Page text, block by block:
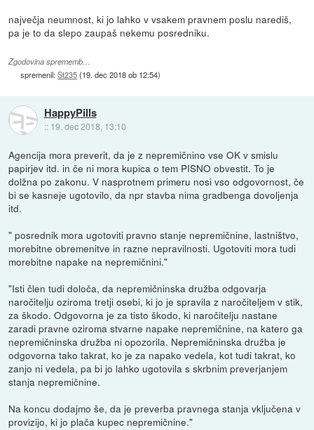
največja neumnost, ki jo lahko v vsakem pravnem poslu narediš,
pa je to da slepo zaupaš nekemu posredniku.
Zgodovina sprememb…
spremenil:St235(19. dec 2018 ob 12:54)
HappyPills
:: 19. dec 2018, 13:10
Agencija mora preverit, da je z nepremičnino vse OK v smislu
papirjev itd. in če ni mora kupica o tem PISNO obvestit. To je
dolžna po zakonu. V nasprotnem primeru nosi vso odgovornost, če
bi se kasneje ugotovilo, da npr stavba nima gradbenga dovoljenja
itd.
" posrednik mora ugotoviti pravno stanje nepremičnine, lastništvo,
morebitne obremenitve in razne nepravilnosti. Ugotoviti mora tudi
morebitne napake na nepremičnini."
"Isti člen tudi določa, da nepremičninska družba odgovarja
naročitelju oziroma tretji osebi, ki jo je spravila z naročiteljem v stik,
za škodo. Odgovorna je za tisto škodo, ki naročitelju nastane
zaradi pravne oziroma stvarne napake nepremičnine, na katero ga
nepremičninska družba ni opozorila. Nepremičninska družba je
odgovorna tako takrat, ko je za napako vedela, kot tudi takrat, ko
zanjo ni vedela, pa bi jo lahko ugotovila s skrbnim preverjanjem
stanja nepremičnine.
Na koncu dodajmo še, da je preverba pravnega stanja vključena v
provizijo, ki jo plača kupec nepremičnine."